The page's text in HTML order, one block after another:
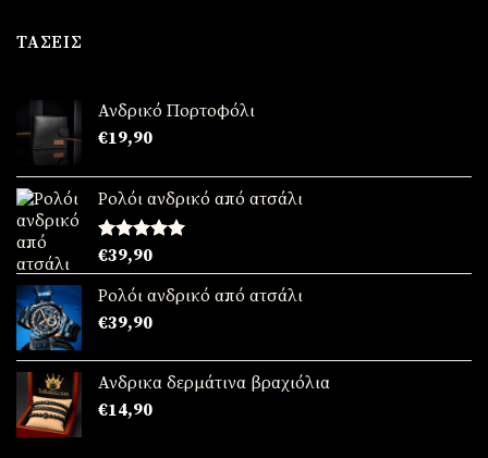
ΤΆΣΕΙΣ
Ανδρικό Πορτοφόλι
€19,90
Ρολόι ανδρικό από ατσάλι
Βαθμολογήθηκε
με5.00
από 5
€39,90
Ρολόι ανδρικό από ατσάλι
€39,90
Ανδρικα δερμάτινα βραχιόλια
€14,90